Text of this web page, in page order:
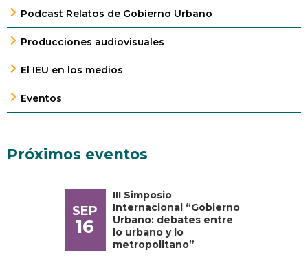
Podcast Relatos de Gobierno Urbano
Producciones audiovisuales
El IEU en los medios
Eventos
Próximos eventos
SEP
16
III Simposio
Internacional “Gobierno
Urbano: debates entre
lo urbano y lo
metropolitano”